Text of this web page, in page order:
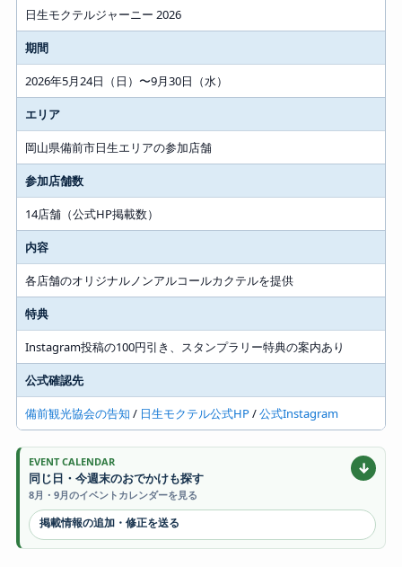
日生モクテルジャーニー 2026
期間
2026年5月24日（日）〜9月30日（水）
エリア
岡山県備前市日生エリアの参加店舗
参加店舗数
14店舗（公式HP掲載数）
内容
各店舗のオリジナルノンアルコールカクテルを提供
特典
Instagram投稿の100円引き、スタンプラリー特典の案内あり
公式確認先
備前観光協会の告知 / 日生モクテル公式HP/公式Instagram
EVENT CALENDAR
同じ日・今週末のおでかけも探す
8月・9月のイベントカレンダーを見る
↓
掲載情報の追加・修正を送る